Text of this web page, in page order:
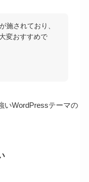
施されており、
変おすすめで
いWordPressテーマの